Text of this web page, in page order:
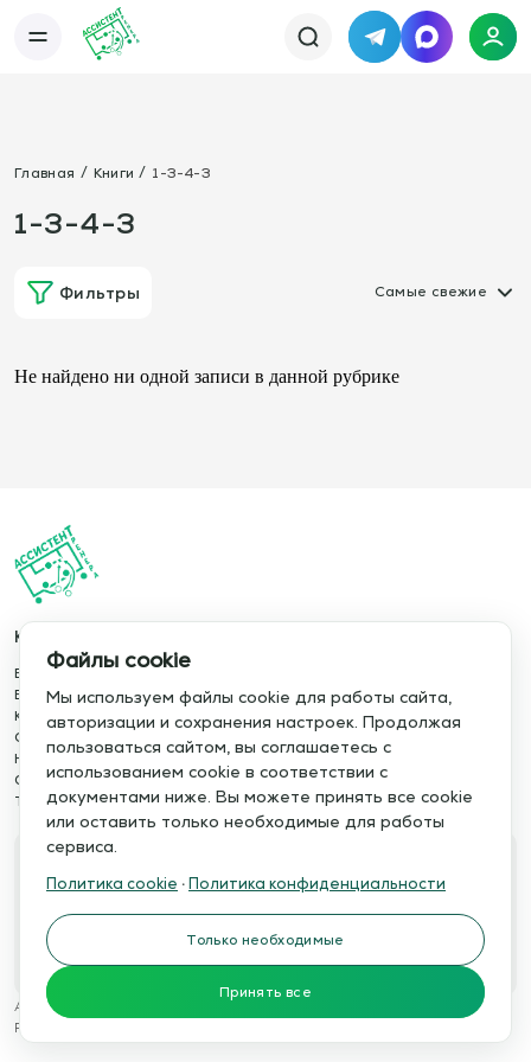
TelegramMAX
Тактический менеджер
Тарифы
Информация
О сервисе
Свяжитесь с нами
Телефон:
Электронная почта:
Главная Книги 1-3-4-3
1-3-4-3
Фильтры Самые свежие
Не найдено ни одной записи в данной рубрике
Каталог
База упражнений
База тренировок
Книги
Статьи
Новости
Обучение сервису
Тактический менеджер
Отзывы
Сотрудничество
Политика конфиденциальности
Политика cookie
Правила использования
Публичная оферта
Телефон:
Электронная почта:
Ассистент тренера © 2015-2026
Разработка сайтов
Файлы cookie
Мы используем файлы cookie для работы сайта,
авторизации и сохранения настроек. Продолжая
пользоваться сайтом, вы соглашаетесь с
использованием cookie в соответствии с
документами ниже. Вы можете принять все cookie
или оставить только необходимые для работы
сервиса.
Политика cookie ·Политика конфиденциальности
Только необходимые
Принять все